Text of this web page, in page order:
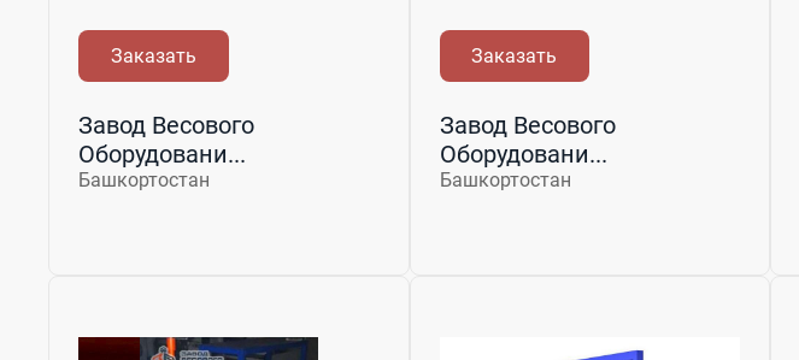
Заказать
Завод Весового
Оборудовани...
Башкортостан
Заказать
Завод Весового
Оборудовани...
Башкортостан